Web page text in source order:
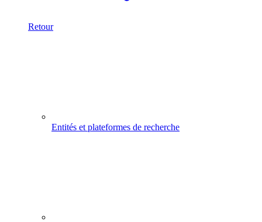
Retour
Entités et plateformes de recherche